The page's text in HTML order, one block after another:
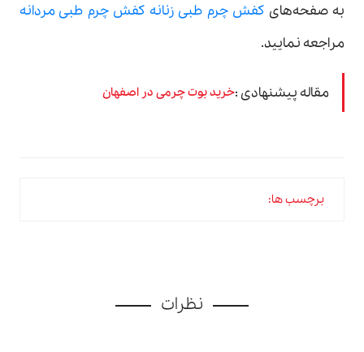
به صفحه‌های کفش چرم طبی زنانه کفش چرم طبی مردانه
مراجعه نمایید.
مقاله پیشنهادی :خرید بوت چرمی در اصفهان
برچسب ها:
نظرات